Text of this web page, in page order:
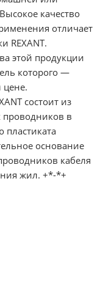
качество
отличает
REXANT.
этой продукции
которого —
цене.
состоит из
в
основание
кабеля
жил. +*-*+